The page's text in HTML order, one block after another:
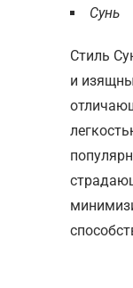
Сунь
Стиль
и